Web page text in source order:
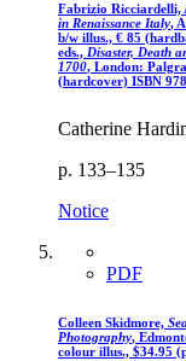
Fabrizio Ricciardelli,
in Renaissance Italy,
b/w illus., € 85
eds., Disaster, Death
1700, London:
(hardcover) ISBN
Catherine
p. 133–135
Notice
PDF
Colleen Skidmore,
Photography,
colour illus., $34.95